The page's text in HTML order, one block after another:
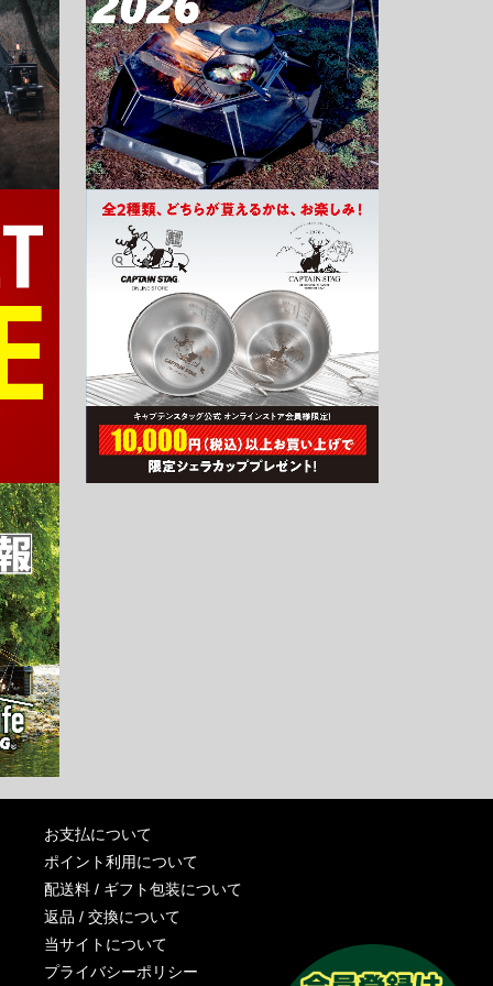
お支払について
ポイント利用について
配送料 / ギフト包装について
返品 / 交換について
当サイトについて
プライバシーポリシー